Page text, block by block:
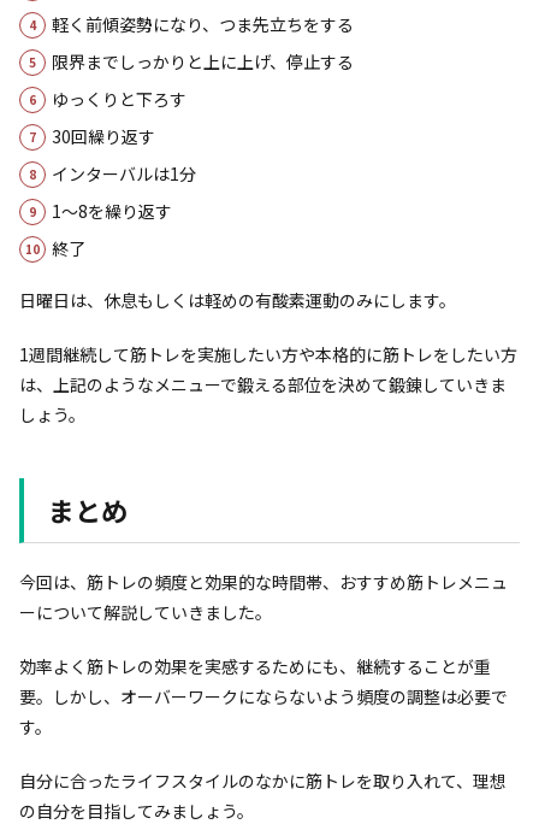
軽く前傾姿勢になり、つま先立ちをする
限界までしっかりと上に上げ、停止する
ゆっくりと下ろす
30回繰り返す
インターバルは1分
1～8を繰り返す
終了
日曜日は、休息もしくは軽めの有酸素運動のみにします。
1週間継続して筋トレを実施したい方や本格的に筋トレをしたい方
は、上記のようなメニューで鍛える部位を決めて鍛錬していきま
しょう。
まとめ
今回は、筋トレの頻度と効果的な時間帯、おすすめ筋トレメニュ
ーについて解説していきました。
効率よく筋トレの効果を実感するためにも、継続することが重
要。しかし、オーバーワークにならないよう頻度の調整は必要で
す。
自分に合ったライフスタイルのなかに筋トレを取り入れて、理想
の自分を目指してみましょう。